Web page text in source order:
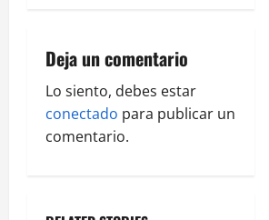
g
a
t
o
Deja un comentario
Lo siento, debes estar
conectado para publicar un
comentario.